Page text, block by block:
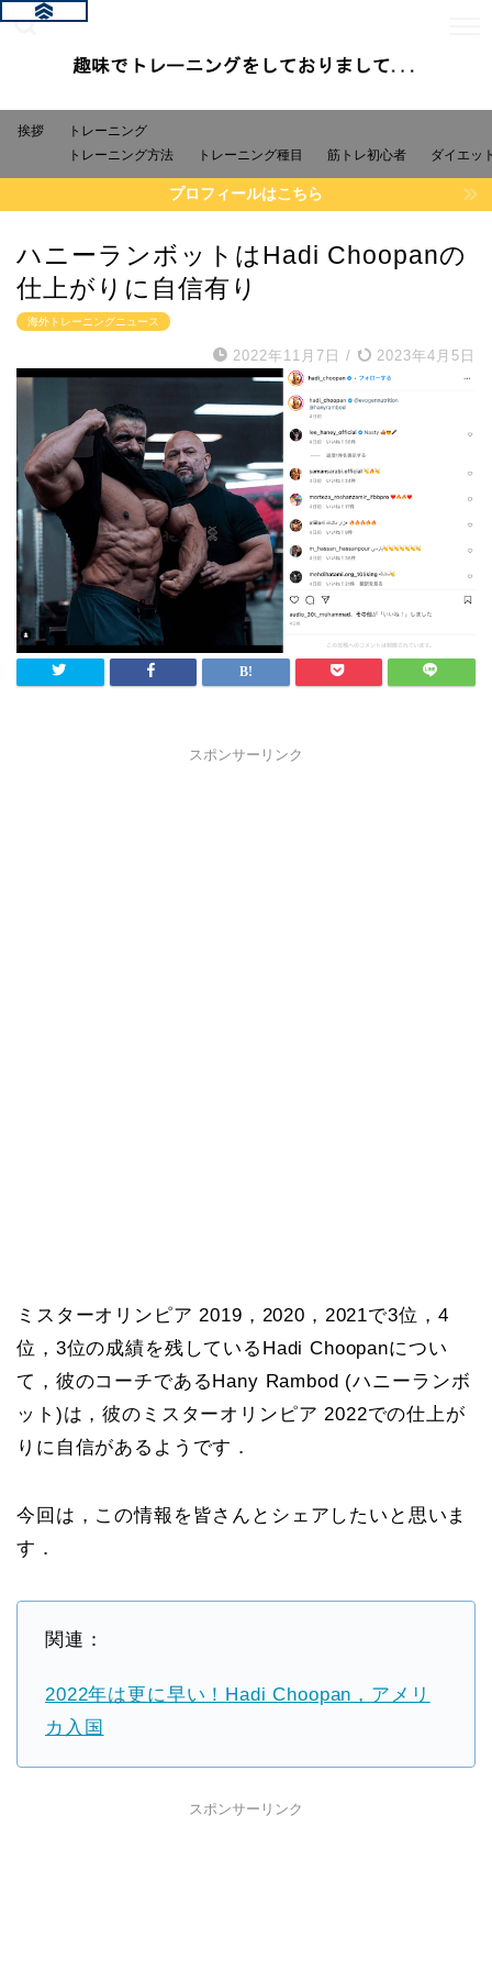
挨拶
トレーニング
トレーニング方法
トレーニング種目 筋トレ初心者 ダイエッ
プロフィールはこちら
ハニーランボットはHadi Choopanの
仕上がりに自信有り
海外トレーニングニュース
2022年11月7日 / 2023年4月5日
スポンサーリンク
ミスターオリンピア 2019，2020，2021で3位，4
位，3位の成績を残しているHadi Choopanについ
て，彼のコーチであるHany Rambod (ハニーランボ
ット)は，彼のミスターオリンピア 2022での仕上が
りに自信があるようです．
今回は，この情報を皆さんとシェアしたいと思いま
す．
関連：
2022年は更に早い！Hadi Choopan，アメリ
カ入国
スポンサーリンク